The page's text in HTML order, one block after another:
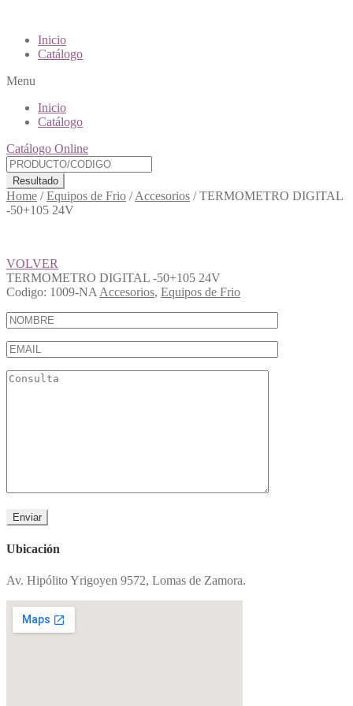
Inicio
Catálogo
Menu
Inicio
Catálogo
Catálogo Online
Resultado
Home /Equipos de Frio /Accesorios /TERMOMETRO DIGITAL
-50+105 24V
VOLVER
TERMOMETRO DIGITAL -50+105 24V
Codigo: 1009-NA Accesorios, Equipos de Frio
Ubicación
Av. Hipólito Yrigoyen 9572, Lomas de Zamora.